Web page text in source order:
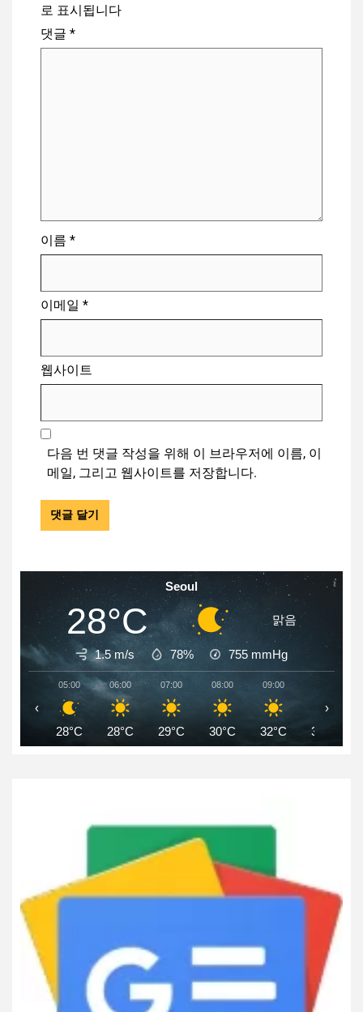
로 표시됩니다
댓글 *
이름 *
이메일 *
웹사이트
다음 번 댓글 작성을 위해 이 브라우저에 이름, 이
메일, 그리고 웹사이트를 저장합니다.
Seoul
28°C 맑음
1.5 m/s 78% 755 mmHg
05:00
28°C
06:00
28°C
07:00
29°C
08:00
30°C
09:00
32°C 34°C
‹ ›